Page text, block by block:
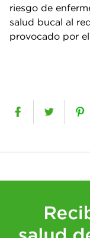
riesgo de
salud bucal al
provocado por el